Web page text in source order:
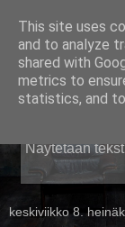
Näytetään
keskiviikko 8.
This site uses
and to analyze
shared with
metrics to
statistics, and